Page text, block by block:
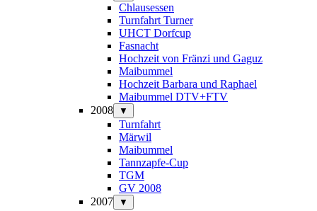
Chlausessen
Turnfahrt Turner
UHCT Dorfcup
Fasnacht
Hochzeit von Fränzi und Gaguz
Maibummel
Hochzeit Barbara und Raphael
Maibummel DTV+FTV
2008
▼
Turnfahrt
Märwil
Maibummel
Tannzapfe-Cup
TGM
GV 2008
2007
▼